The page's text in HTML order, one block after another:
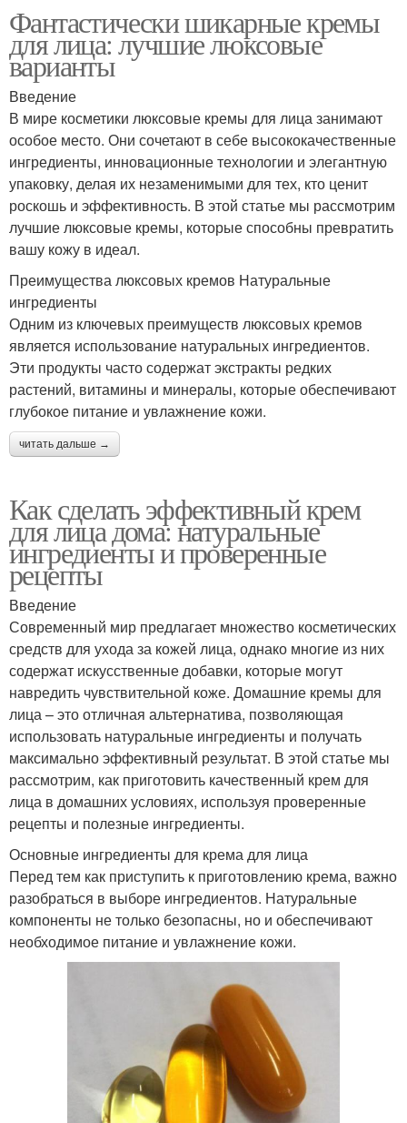
Фантастически шикарные кремы
для лица: лучшие люксовые
варианты
Введение
В мире косметики люксовые кремы для лица занимают
особое место. Они сочетают в себе высококачественные
ингредиенты, инновационные технологии и элегантную
упаковку, делая их незаменимыми для тех, кто ценит
роскошь и эффективность. В этой статье мы рассмотрим
лучшие люксовые кремы, которые способны превратить
вашу кожу в идеал.
Преимущества люксовых кремов Натуральные
ингредиенты
Одним из ключевых преимуществ люксовых кремов
является использование натуральных ингредиентов.
Эти продукты часто содержат экстракты редких
растений, витамины и минералы, которые обеспечивают
глубокое питание и увлажнение кожи.
читать дальше →
Как сделать эффективный крем
для лица дома: натуральные
ингредиенты и проверенные
рецепты
Введение
Современный мир предлагает множество косметических
средств для ухода за кожей лица, однако многие из них
содержат искусственные добавки, которые могут
навредить чувствительной коже. Домашние кремы для
лица – это отличная альтернатива, позволяющая
использовать натуральные ингредиенты и получать
максимально эффективный результат. В этой статье мы
рассмотрим, как приготовить качественный крем для
лица в домашних условиях, используя проверенные
рецепты и полезные ингредиенты.
Основные ингредиенты для крема для лица
Перед тем как приступить к приготовлению крема, важно
разобраться в выборе ингредиентов. Натуральные
компоненты не только безопасны, но и обеспечивают
необходимое питание и увлажнение кожи.